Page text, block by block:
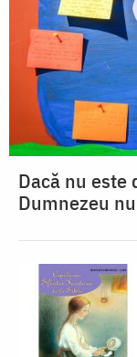
Dacă nu este
Dumnezeu